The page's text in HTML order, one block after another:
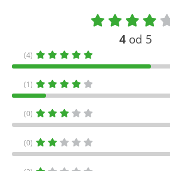
4 od 5
(4)
(1)
(0)
(0)